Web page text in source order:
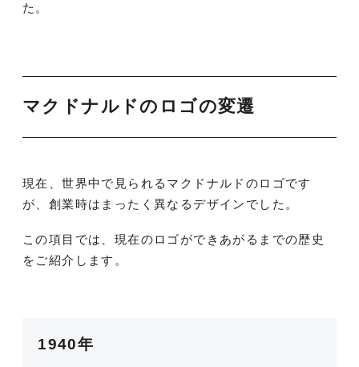
た。
マクドナルドのロゴの変遷
現在、世界中で見られるマクドナルドのロゴです
が、創業時はまったく異なるデザインでした。
この項目では、現在のロゴができあがるまでの歴史
をご紹介します。
1940年